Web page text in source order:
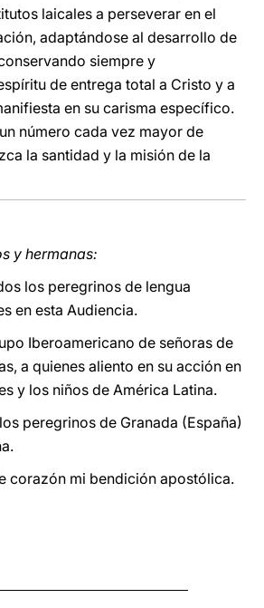
laicales a perseverar en el
adaptándose al desarrollo de
siempre y
de entrega total a Cristo y a
en su carisma específico.
número cada vez mayor de
la santidad y la misión de la
y hermanas:
los peregrinos de lengua
en esta Audiencia.
Iberoamericano de señoras de
a quienes aliento en su acción en
y los niños de América Latina.
peregrinos de Granada (España)
corazón mi bendición apostólica.